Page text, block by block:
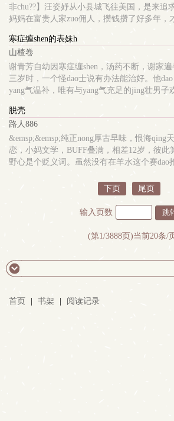
非chu??】汪姿妤从小县城飞往美国，是来追
妈妈在富贵人家zuo佣人，攒钱攒了好多年，
她，为什么那个大金mao，还是不顾一切的
的少爷，Tom简直可以说是在蜜罐里长大的。
他真是受尽宠ai，可以说是要什么有什么。坐
眼，用开朗掩饰心中的晦暗不明。小猫小狗
的，是继承人的位置。多年后，权势滔天的克
跑？他轻柔地吻了吻汪姿妤被汗shi的发。
冷静分析你不听。非要打断你的tui，用钱权
微微一笑，不再纠结于那无用的真心。不ai
shen边一辈子，那就够了。他想要的，就没
寒症缠shen的表妹h
山楂卷
谢青芳自幼因寒症缠shen，汤药不断，谢家
三岁时，一个怪dao士说有办法能治好。他
yang气温补，唯有与yang气充足的jing壮男子
很喜欢的表妹，天真纯然，温柔可ai，可惜的
都看不到她及笄的样子后来他知dao只需要cao
浆就可以救她了**——其他男子不知轻重，也
怎么办？——表妹，我来帮你治病。表哥x表
宠是没有剧qing，脑子消失的手冲文啦！ 女
脱壳
路人886
&emsp;&emsp;纯正nong厚古早味，恨海qing
恋，小妈文学，BUFF叠满，相差12岁，彼此
野心是个贬义词。虽然没有在羊水这个赛dao
阶需要付出的最大代价不过是当一个16岁少
夜之间才发现被人吃gan抹净还当了替罪羊。
要拉个垫背的。这次，lun到她来织网，父债
&emsp;&emsp;【避雷指南】1：主线1V1，但
Hqing节，毕竟小妈文学2：男主是否全洁不
到文思泉涌，咱们就ai写点刺激的。4：两人
字，不用担心弃坑。微博同步：路人886-努
正常更新，会提前请假，预计篇幅：100+章
收藏，猪猪，留言，作者ai看你们的剧qing讨
但是jutiqing节我还没写完，所以我不确定是
得非常咬牙切齿懂的吧！！！！！不要骂我
下页 尾页
输入页数
(第1/3888页)当前20条/
首页 书架 阅读记录